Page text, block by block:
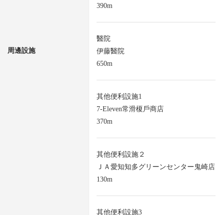
周邊設施
390m
醫院
伊藤醫院
650m
其他便利設施1
7-Eleven常滑榎戶商店
370m
其他便利設施２
ＪＡ愛知知多グリーンセンター鬼崎店
130m
其他便利設施3